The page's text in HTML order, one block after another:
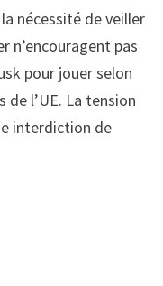
nécessité de veiller
n’encouragent pas
pour jouer selon
de l’UE. La tension
interdiction de